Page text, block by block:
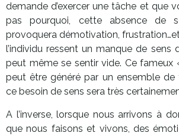
demande d’exercer une tâche et que
pas pourquoi, cette absence de
provoquera démotivation,
l’individu ressent un manque de sens
peut même se sentir vide. Ce fameux
peut être généré par un ensemble de
ce besoin de sens sera très
A l’inverse, lorsque nous arrivons à
que nous faisons et vivons, des